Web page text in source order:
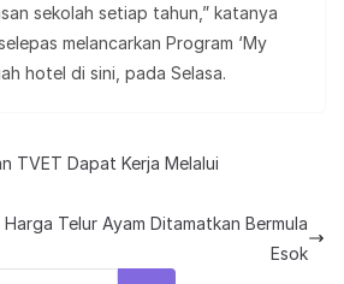
sekolah setiap tahun,” katanya
melancarkan Program ‘My
hotel di sini, pada Selasa.
TVET Dapat Kerja Melalui
Telur Ayam Ditamatkan Bermula
Esok